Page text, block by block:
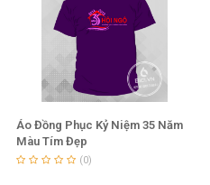
Áo Đồng Phục Kỷ Niệm 35 Năm
Màu Tím Đẹp
(0)